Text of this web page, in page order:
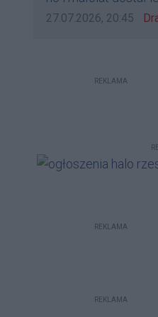
udzieleniu
Data dodania
27.07.2026, 20:45 Dramat na
REKLAMA
REKLAMA
REKLAMA